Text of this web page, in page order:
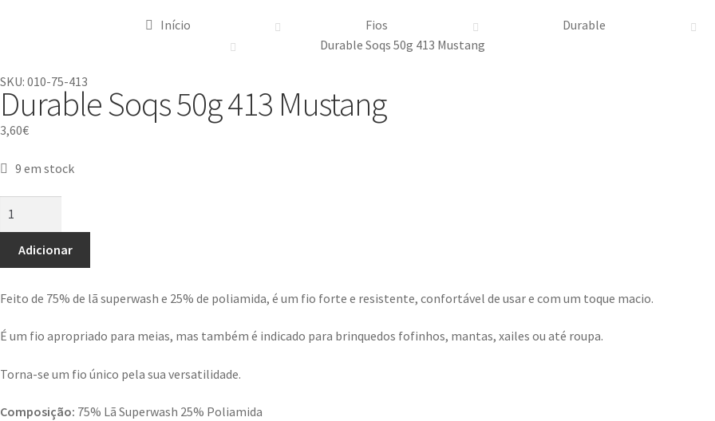
Início Fios
Durable
Durable Soqs 50g 413 Mustang
SKU: 010-75-413
Durable Soqs 50g 413 Mustang
3,60€
9 em stock
Adicionar
Feito de 75% de lã superwash e 25% de poliamida, é um fio forte e resistente, confortável de usar e com um toque macio.
É um fio apropriado para meias, mas também é indicado para brinquedos fofinhos, mantas, xailes ou até roupa.
Torna-se um fio único pela sua versatilidade.
Composição: 75% Lã Superwash 25% Poliamida